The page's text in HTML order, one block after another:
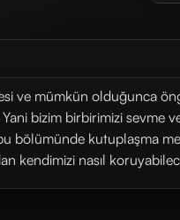
ve mümkün olduğunca
bizim birbirimizi sevme
bölümünde kutuplaşma
kendimizi nasıl